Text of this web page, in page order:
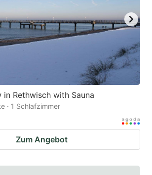
in Rethwisch with Sauna
· 1 Schlafzimmer
Zum Angebot